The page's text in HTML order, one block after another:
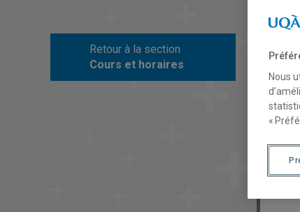
Retour à la section
Cours et horaires
Nous
«